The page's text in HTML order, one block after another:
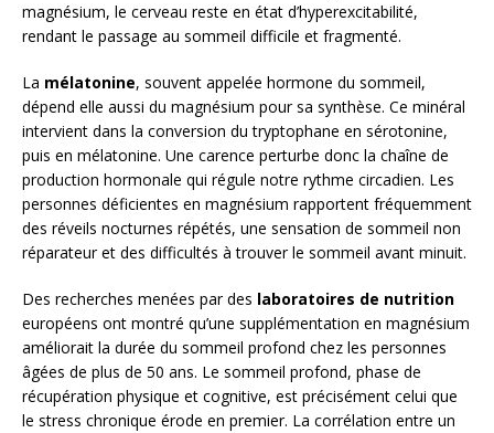
magnésium, le cerveau reste en état d’hyperexcitabilité,
rendant le passage au sommeil difficile et fragmenté.
La mélatonine, souvent appelée hormone du sommeil,
dépend elle aussi du magnésium pour sa synthèse. Ce minéral
intervient dans la conversion du tryptophane en sérotonine,
puis en mélatonine. Une carence perturbe donc la chaîne de
production hormonale qui régule notre rythme circadien. Les
personnes déficientes en magnésium rapportent fréquemment
des réveils nocturnes répétés, une sensation de sommeil non
réparateur et des difficultés à trouver le sommeil avant minuit.
Des recherches menées par des laboratoires de nutrition
européens ont montré qu’une supplémentation en magnésium
améliorait la durée du sommeil profond chez les personnes
âgées de plus de 50 ans. Le sommeil profond, phase de
récupération physique et cognitive, est précisément celui que
le stress chronique érode en premier. La corrélation entre un